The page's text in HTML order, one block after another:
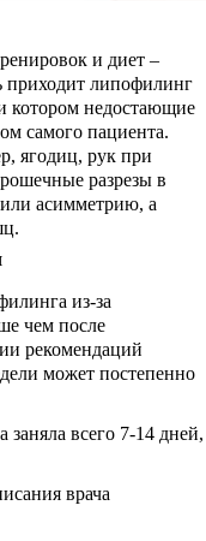
и диет –
приходит липофилинг
котором недостающие
самого пациента.
ягодиц, рук при
разрезы в
асимметрию, а
из-за
чем после
рекомендаций
может постепенно
всего 7-14 дней,
врача